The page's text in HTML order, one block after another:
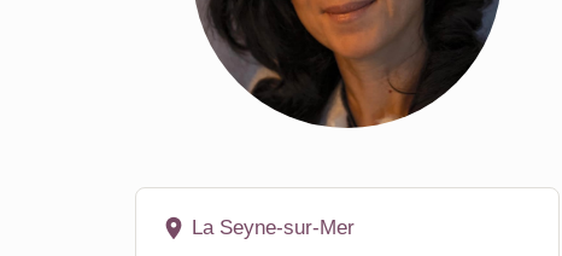
La Seyne-sur-Mer